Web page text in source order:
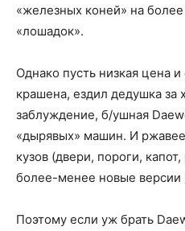
«железных коней» на
«лошадок».
Однако пусть низкая цена
крашена, ездил дедушка за
заблуждение, б/ушная
«дырявых» машин. И
кузов (двери, пороги,
более-менее новые версии
Поэтому если уж брать